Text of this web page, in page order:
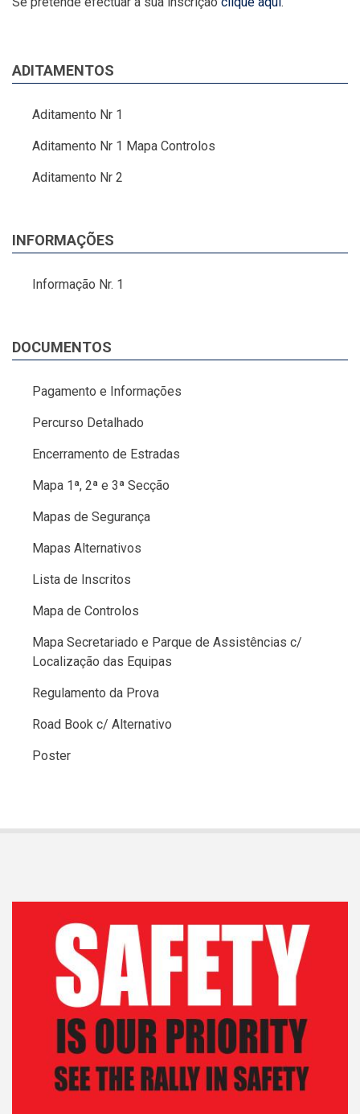
ADITAMENTOS
Aditamento Nr 1
Aditamento Nr 1 Mapa Controlos
Aditamento Nr 2
INFORMAÇÕES
Informação Nr. 1
DOCUMENTOS
Pagamento e Informações
Percurso Detalhado
Encerramento de Estradas
Mapa 1ª, 2ª e 3ª Secção
Mapas de Segurança
Mapas Alternativos
Lista de Inscritos
Mapa de Controlos
Mapa Secretariado e Parque de Assistências c/
Localização das Equipas
Regulamento da Prova
Road Book c/ Alternativo
Poster